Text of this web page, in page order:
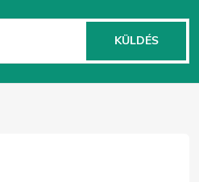
KÜLDÉS